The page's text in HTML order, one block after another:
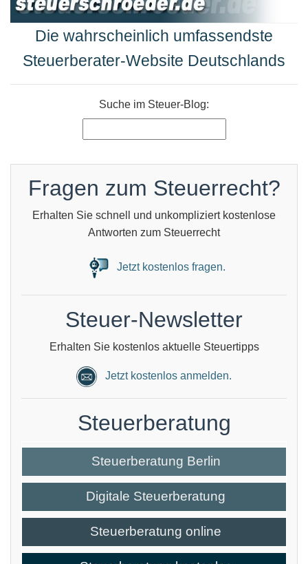
Die wahrscheinlich umfassendste
Steuerberater-Website Deutschlands
Suche im Steuer-Blog:
Fragen zum Steuerrecht?
Erhalten Sie schnell und unkompliziert kostenlose
Antworten zum Steuerrecht
Jetzt kostenlos fragen.
Steuer-Newsletter
Erhalten Sie kostenlos aktuelle Steuertipps
Jetzt kostenlos anmelden.
Steuerberatung
Steuerberatung Berlin
Digitale Steuerberatung
Steuerberatung online